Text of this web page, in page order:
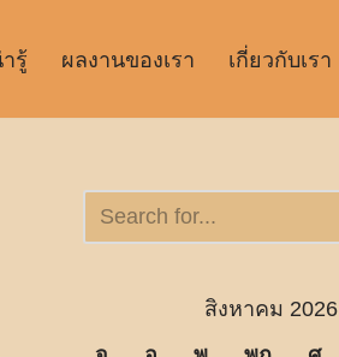
รู้ ผลงานของเรา เกี่ยวกับเรา
สิงหาคม 2026